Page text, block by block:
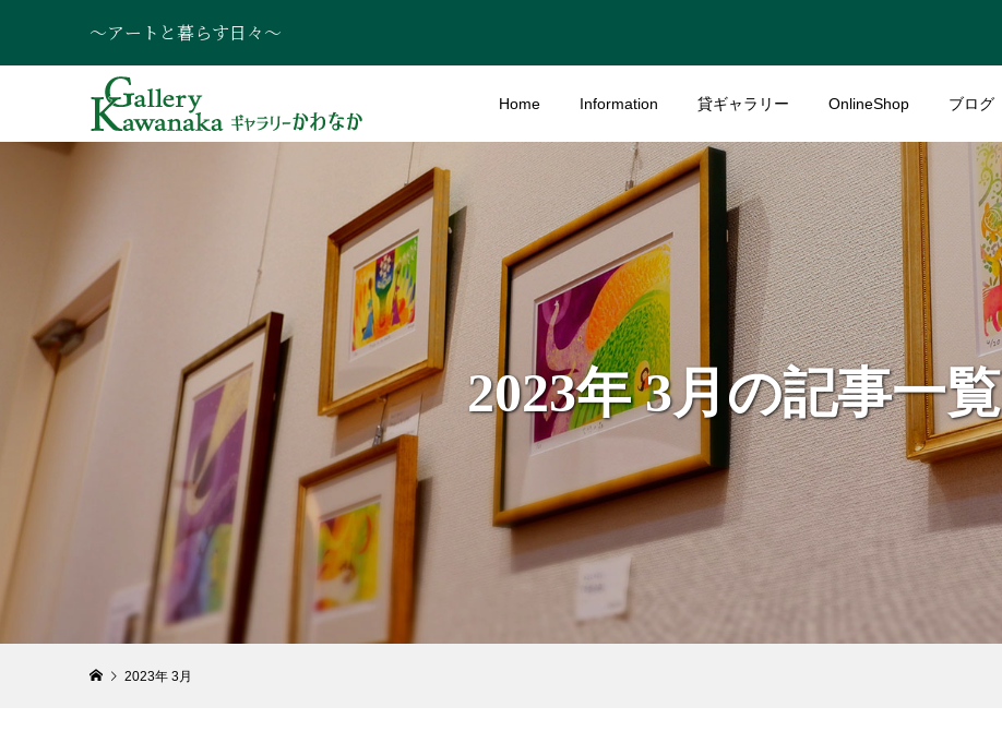
～アートと暮らす日々～
Home Information 貸ギャラリー OnlineShop ブログ
2023年 3月の記事一覧
2023年 3月